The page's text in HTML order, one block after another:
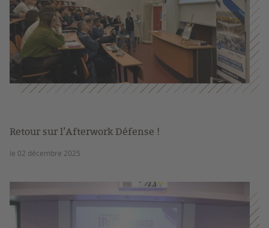
Retour sur l’Afterwork Défense !
le 02 décembre 2025